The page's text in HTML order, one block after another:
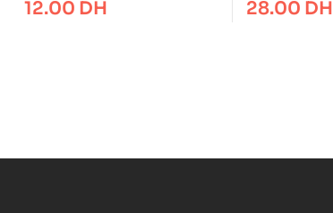
12.00 DH 28.00 DH